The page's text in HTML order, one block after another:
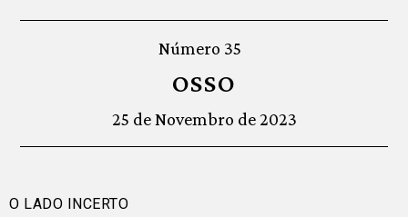
Número 35
OSSO
25 de Novembro de 2023
O LADO INCERTO